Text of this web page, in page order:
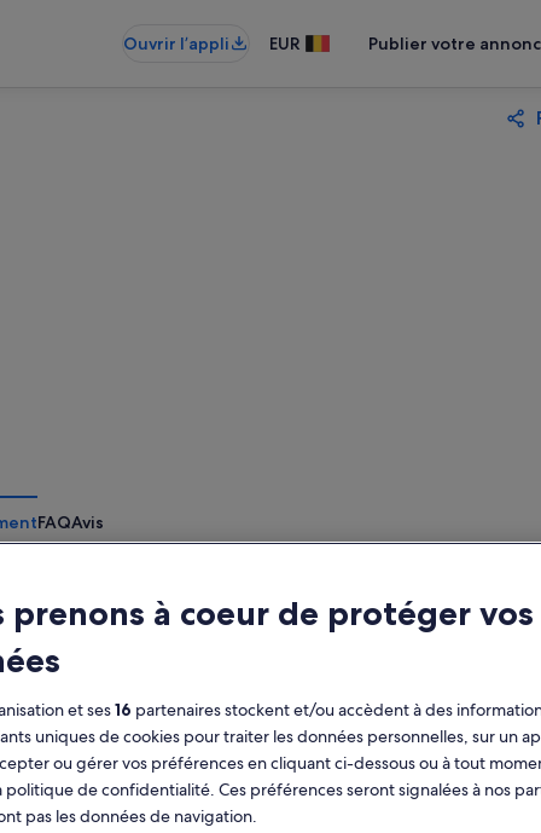
Ouvrir l’appli EUR Publier votre
FAQAvis
Annulation
gratuite
Coupon sur
mobile
Confirmation
immédiate
Prise en charge
depuis certains
hôtels
Plusieurs langues
Afficher
prenons à coeur de protéger vos
et ses16 partenaires stockent et/ou accèdent à des
uniques de cookies pour traiter les données personnelles, sur un
ou gérer vos préférences en cliquant ci-dessous ou à tout
politique de confidentialité. Ces préférences seront signalées à nos
pas les données de navigation.